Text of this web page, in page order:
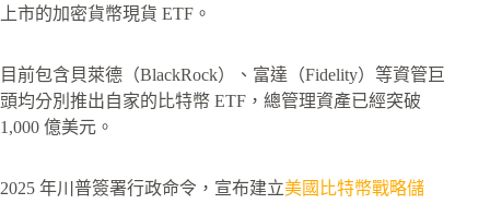
上市的加密貨幣現貨 ETF。
目前包含貝萊德（BlackRock）、富達（Fidelity）等資管巨
頭均分別推出自家的比特幣 ETF，總管理資產已經突破
1,000 億美元。
2025 年川普簽署行政命令，宣布建立美國比特幣戰略儲